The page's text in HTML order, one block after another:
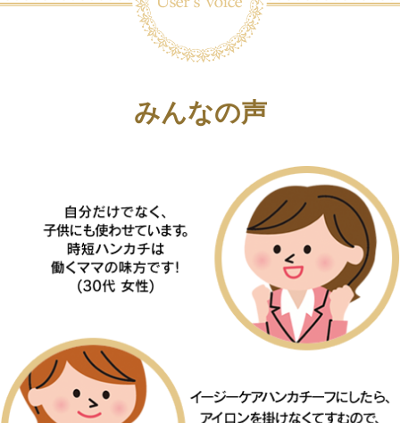
みんなの声